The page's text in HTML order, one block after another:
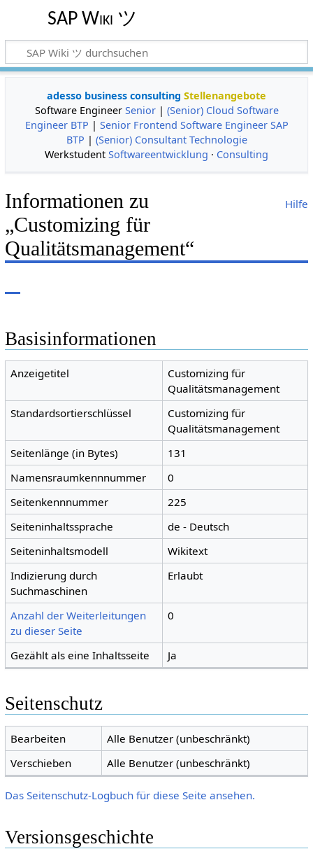
SAP Wiki ツ
adesso business consulting Stellenangebote
Software Engineer Senior| (Senior) Cloud Software
Engineer BTP | Senior Frontend Software Engineer SAP
BTP | (Senior) Consultant Technologie
Werkstudent Softwareentwicklung · Consulting
Hilfe
Informationen zu
„Customizing für
Qualitätsmanagement“
Basisinformationen
Anzeigetitel
Customizing für
Qualitätsmanagement
Standardsortierschlüssel
Customizing für
Qualitätsmanagement
Seitenlänge (in Bytes)
131
Namensraumkennnummer
0
Seitenkennnummer
225
Seiteninhaltssprache
de - Deutsch
Seiteninhaltsmodell
Wikitext
Indizierung durch
Suchmaschinen
Erlaubt
Anzahl der Weiterleitungen
zu dieser Seite
0
Gezählt als eine Inhaltsseite Ja
Seitenschutz
Bearbeiten
Alle Benutzer (unbeschränkt)
Verschieben
Alle Benutzer (unbeschränkt)
Das Seitenschutz-Logbuch für diese Seite ansehen.
Versionsgeschichte